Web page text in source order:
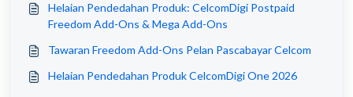
Helaian Pendedahan Produk: CelcomDigi Postpaid
Freedom Add-Ons & Mega Add-Ons
Tawaran Freedom Add-Ons Pelan Pascabayar Celcom
Helaian Pendedahan Produk CelcomDigi One 2026